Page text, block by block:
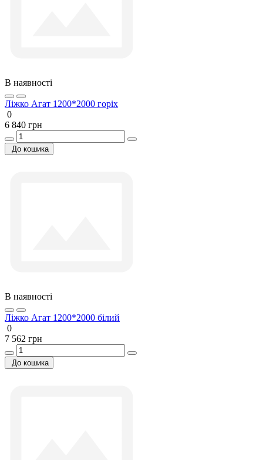
В наявності
Ліжко Агат 1200*2000 горіх
0
6 840 грн
До кошика
В наявності
Ліжко Агат 1200*2000 білий
0
7 562 грн
До кошика